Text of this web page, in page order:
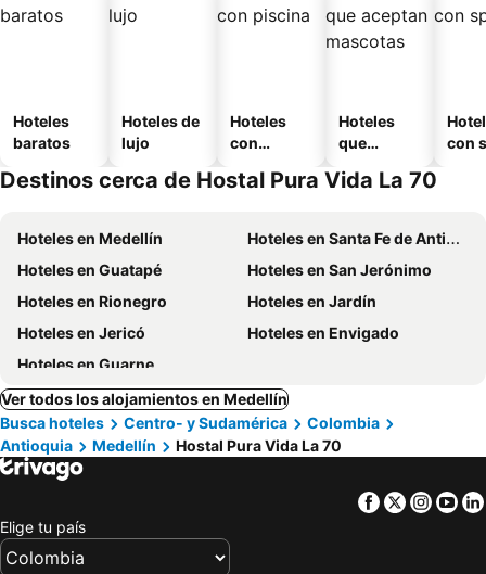
Hoteles
baratos
Hoteles de
lujo
Hoteles
con
Hoteles
que
mascotas
con
Destinos cerca de Hostal Pura Vida La 70
Hoteles en Medellín
Hoteles en Santa Fe de Antioquia
Hoteles en Guatapé
Hoteles en San Jerónimo
Hoteles en Rionegro
Hoteles en Jardín
Hoteles en Jericó
Hoteles en Envigado
Hoteles en Guarne
Ver todos los alojamientos en Medellín
Busca hoteles
Centro- y Sudamérica
Colombia
Antioquia
Medellín Hostal Pura Vida La 70
Facebook
Twitter
Elige tu país